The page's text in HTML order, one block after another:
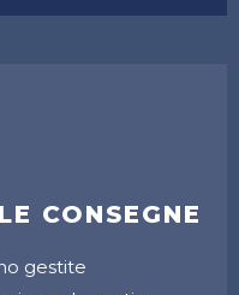
CONSEGNE
gestite